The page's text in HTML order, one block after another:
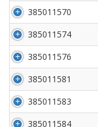
385011570
385011574
385011576
385011581
385011583
385011584